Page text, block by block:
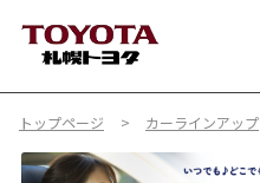
トップページ カーラインアップ